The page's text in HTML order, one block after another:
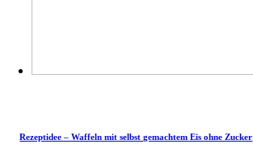
Rezeptidee – Waffeln mit selbst gemachtem Eis ohne Zucker